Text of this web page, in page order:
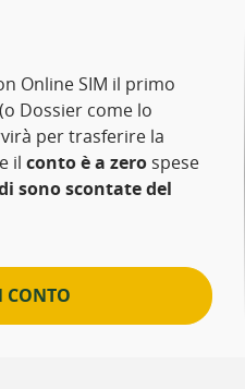
Online SIM il primo
(o Dossier come lo
per trasferire la
il conto è a zero spese
sono scontate del
CONTO